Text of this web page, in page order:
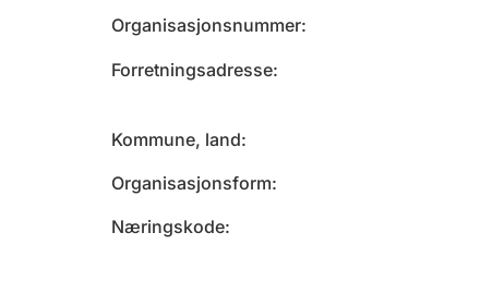
Organisasjonsnummer
Forretningsadresse
Kommune, land
Organisasjonsform
Næringskode